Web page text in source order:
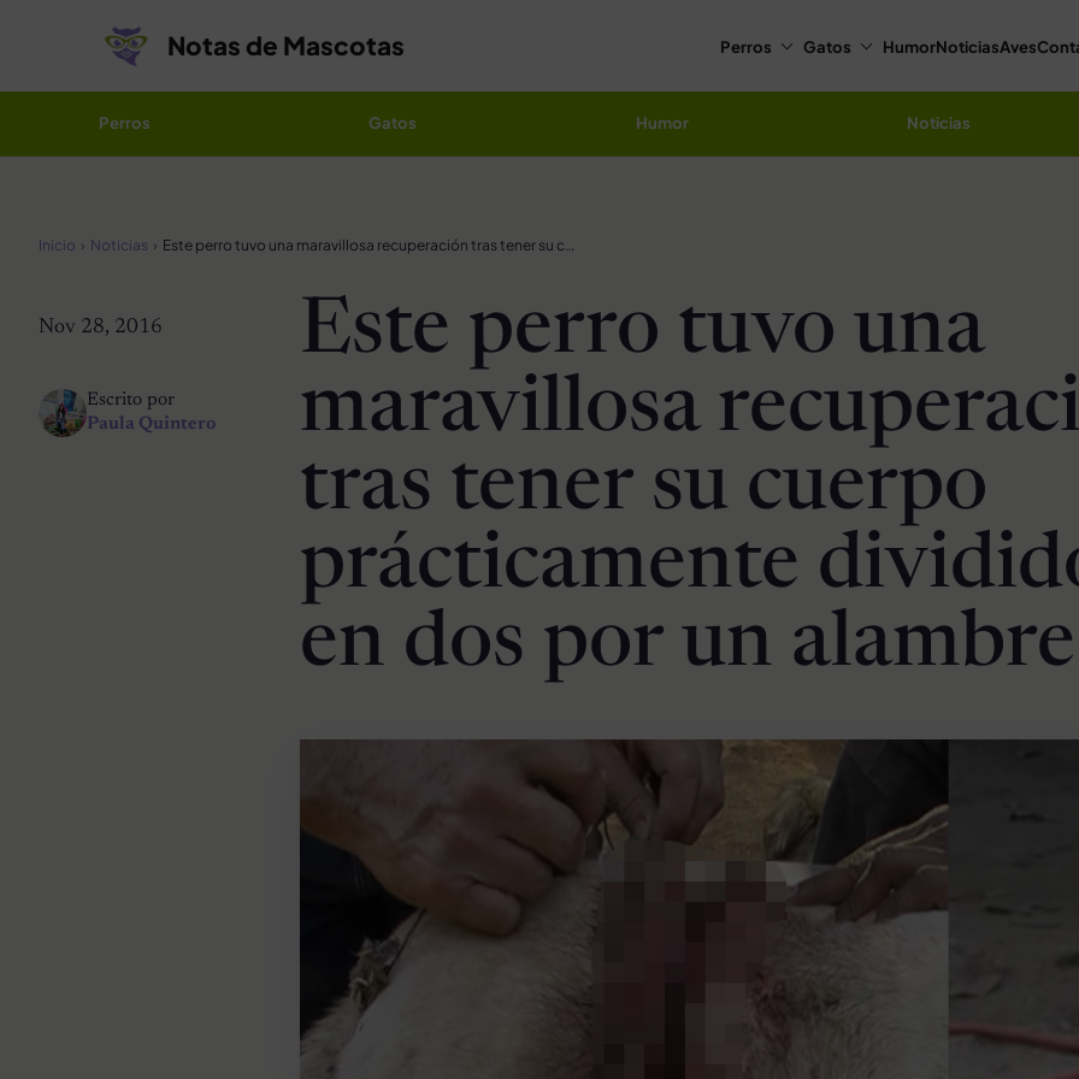
Notas de Mascotas Perros Gatos HumorNoticiasAves
Perros Gatos Humor Noticias
Inicio Noticias Este perro tuvo una maravillosa recuperación tras tener su cuerpo prácticamente dividido en dos por un alambre
Nov 28, 2016
Escrito por
Paula Quintero
Este perro tuvo una
maravillosa
tras tener su cuerpo
prácticamente
en dos por un alambre